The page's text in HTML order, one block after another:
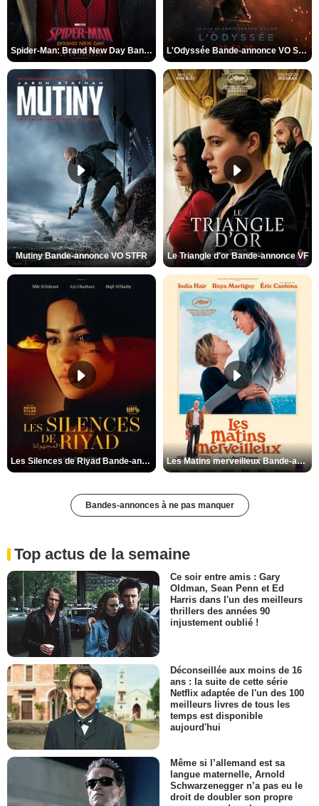
Spider-Man: Brand New Day Bande-annonce VO STFR L'Odyssée Bande-annonce VO STFR
Mutiny Bande-annonce VO STFR Le Triangle d'or Bande-annonce VF
Les Silences de Riyad Bande-annonce VO STFR Les Matins merveilleux Bande-annonce VF
Bandes-annonces à ne pas manquer
Top actus de la semaine
Ce soir entre amis : Gary
Oldman, Sean Penn et Ed
Harris dans l'un des meilleurs
thrillers des années 90
injustement oublié !
Déconseillée aux moins de 16
ans : la suite de cette série
Netflix adaptée de l'un des 100
meilleurs livres de tous les
temps est disponible
aujourd'hui
Même si l’allemand est sa
langue maternelle, Arnold
Schwarzenegger n’a pas eu le
droit de doubler son propre